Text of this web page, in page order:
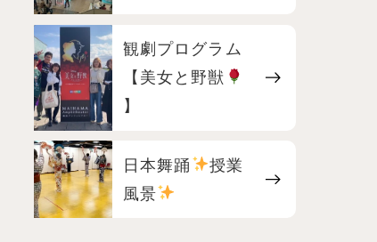
観劇プログラム
【美女と野獣
】
日本舞踊
授業
風景